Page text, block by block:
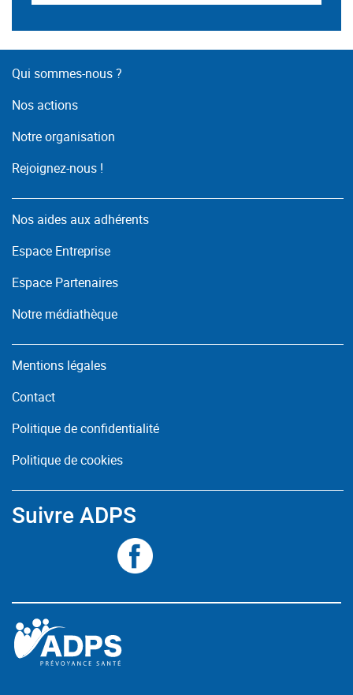
Qui sommes-nous ?
Nos actions
Notre organisation
Rejoignez-nous !
Nos aides aux adhérents
Espace Entreprise
Espace Partenaires
Notre médiathèque
Mentions légales
Contact
Politique de confidentialité
Politique de cookies
Suivre ADPS